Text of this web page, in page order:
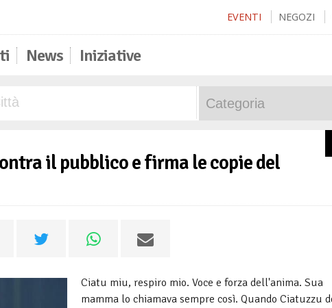
EVENTI NEGOZI
News Iniziative
il pubblico e firma le copie del
Ciatu miu, respiro mio. Voce e forza dell'anima. Sua
mamma lo chiamava sempre così. Quando Ciatuzzu